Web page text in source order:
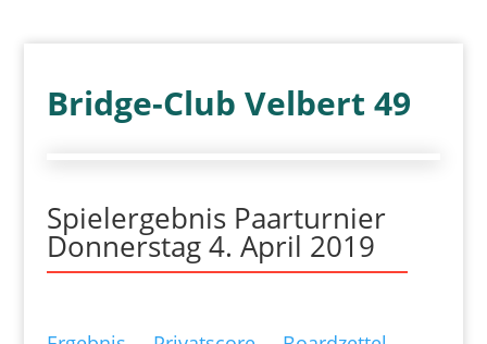
Bridge-Club Velbert 49
Spielergebnis Paarturnier
Donnerstag 4. April 2019